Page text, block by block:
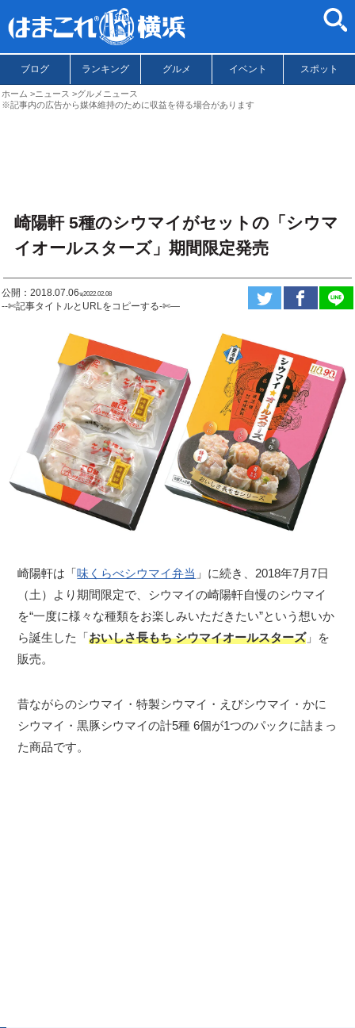
ブログ ランキング グルメ イベント スポット
ホーム ニュース
グルメニュース
※記事内の広告から媒体維持のために収益を得る場合があります
崎陽軒 5種のシウマイがセットの「シウマ
イオールスターズ」期間限定発売
公開：2018.07.06ಇ2022.02.08
--✄記事タイトルとURLをコピーする-✄—
崎陽軒は「味くらべシウマイ弁当 」に続き、2018年7月7日
（土）より期間限定で、シウマイの崎陽軒自慢のシウマイ
を“一度に様々な種類をお楽しみいただきたい”という想いか
ら誕生した「おいしさ長もち シウマイオールスターズ」を
販売。
昔ながらのシウマイ・特製シウマイ・えびシウマイ・かに
シウマイ・黒豚シウマイの計5種 6個が1つのパックに詰まっ
た商品です。